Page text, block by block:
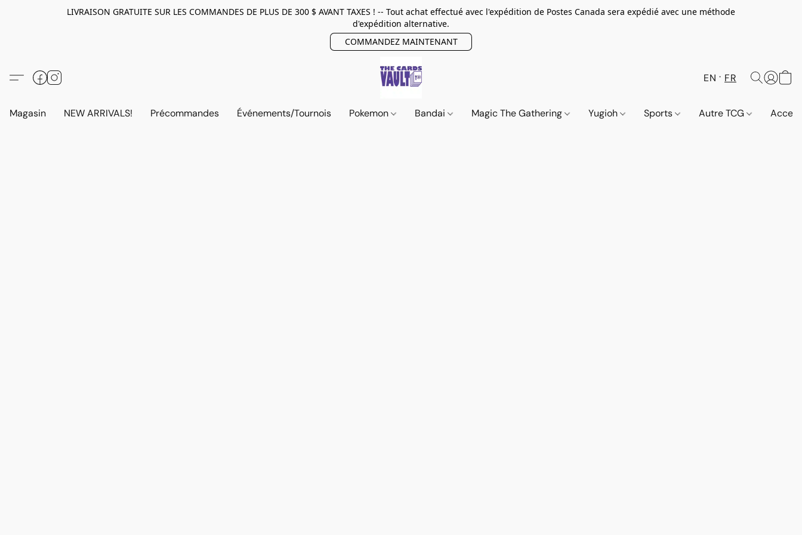
LIVRAISON GRATUITE SUR LES COMMANDES DE PLUS DE 300 $ AVANT TAXES ! -- Tout achat effectué avec l'expédition de Postes Canada sera expédié avec une méthode
d'expédition alternative.
COMMANDEZ MAINTENANT
EN FR
Magasin NEW ARRIVALS! Précommandes Événements/Tournois Pokemon Bandai Magic The Gathering Yugioh Sports Autre TCG